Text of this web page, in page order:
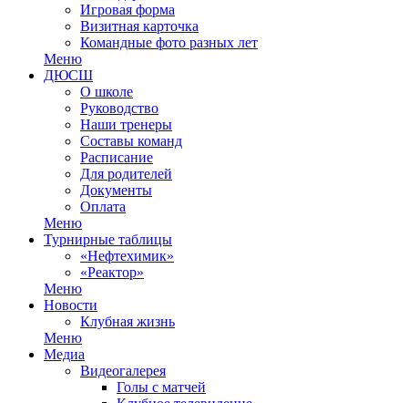
Игровая форма
Визитная карточка
Командные фото разных лет
Меню
ДЮСШ
О школе
Руководство
Наши тренеры
Составы команд
Расписание
Для родителей
Документы
Оплата
Меню
Турнирные таблицы
«Нефтехимик»
«Реактор»
Меню
Новости
Клубная жизнь
Меню
Медиа
Видеогалерея
Голы с матчей